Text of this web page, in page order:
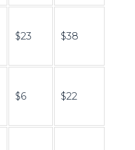
$23 $38
$6 $22